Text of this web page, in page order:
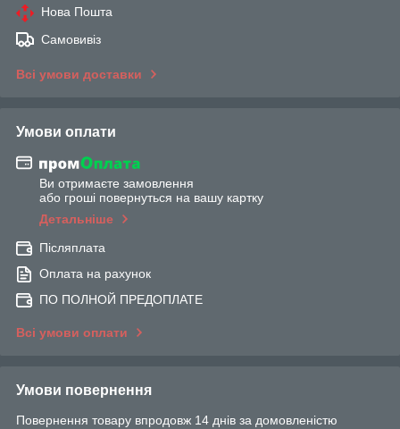
Нова Пошта
Самовивіз
Всі умови доставки
Умови оплати
Ви отримаєте замовлення
або гроші повернуться на вашу картку
Детальніше
Післяплата
Оплата на рахунок
ПО ПОЛНОЙ ПРЕДОПЛАТЕ
Всі умови оплати
Умови повернення
Повернення товару впродовж 14 днів за домовленістю